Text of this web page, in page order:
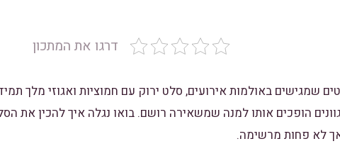
דרגו את המתכון
שמגישים באולמות אירועים, סלט ירוק עם חמוציות ואגוזי מלך
הופכים אותו למנה שמשאירה רושם. בואו נגלה איך להכין את
לא פחות מרשימה.